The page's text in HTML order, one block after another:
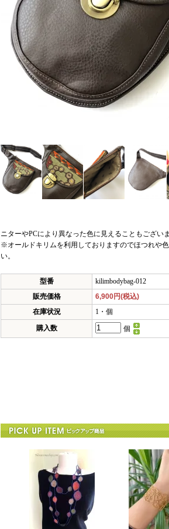
ニターやPCにより異なった色に見えることもござい
※オールドキリムを利用しておりますのでほつれや
い。
型番
kilimbodybag-012
販売価格
6,900円(税込)
在庫状況
1・個
購入数
個